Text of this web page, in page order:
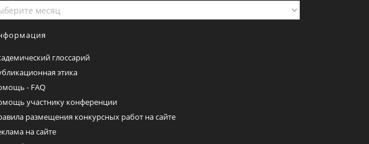
глоссарий
этика
- FAQ
участнику конференции
размещения конкурсных работ на сайте
на сайте